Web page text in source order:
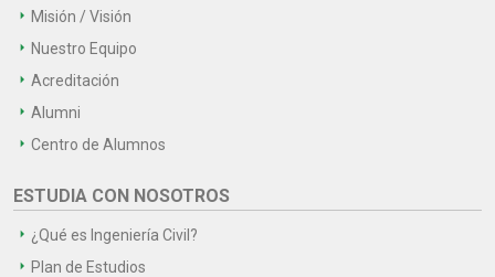
Misión / Visión
Nuestro Equipo
Acreditación
Alumni
Centro de Alumnos
ESTUDIA CON NOSOTROS
¿Qué es Ingeniería Civil?
Plan de Estudios